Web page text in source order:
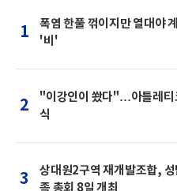
1
폭염 한풀 꺾이지만 열대야
'비'
2
"이강인이 쐈다"…아틀레티
식
3
상대원2구역 재개발조합,
족 총회 8일 개최